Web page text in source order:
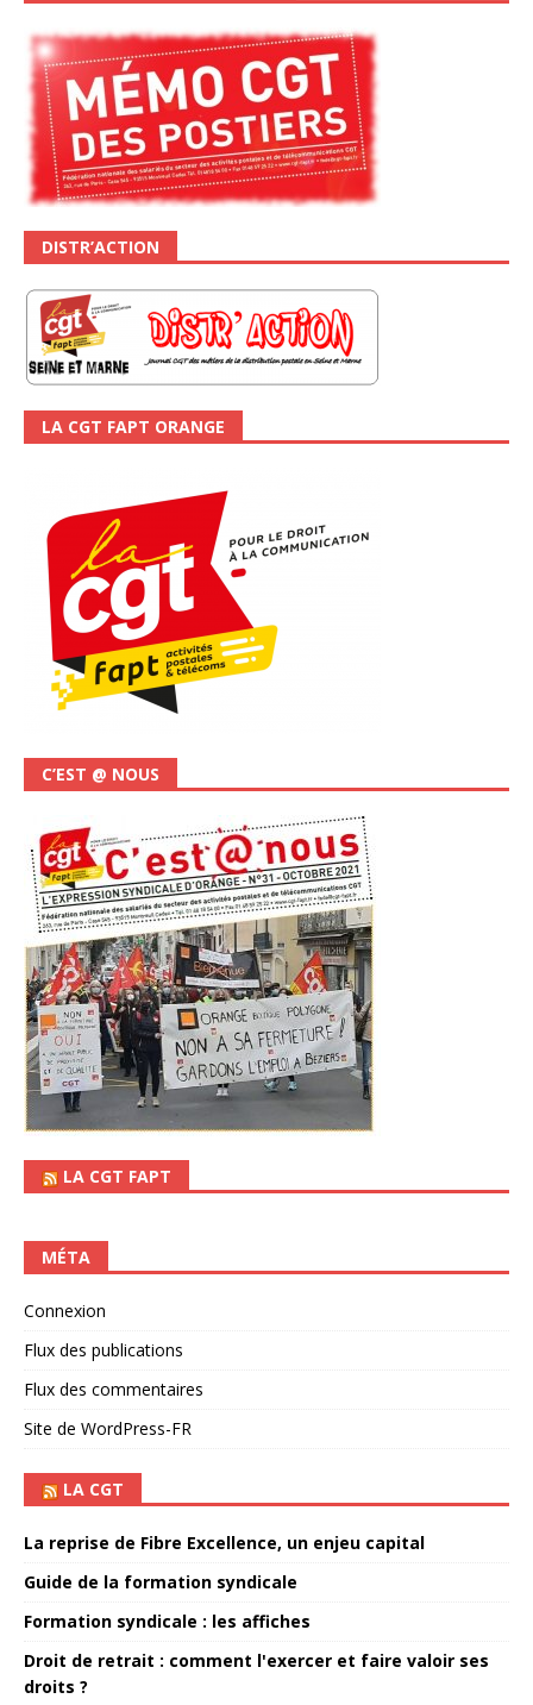
DISTR’ACTION
LA CGT FAPT ORANGE
C’EST @ NOUS
LA CGT FAPT
MÉTA
Connexion
Flux des publications
Flux des commentaires
Site de WordPress-FR
LA CGT
La reprise de Fibre Excellence, un enjeu capital
Guide de la formation syndicale
Formation syndicale : les affiches
Droit de retrait : comment l'exercer et faire valoir ses
droits ?